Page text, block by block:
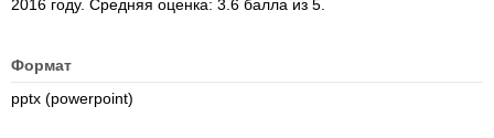
2016 году. Средняя оценка: 3.6 балла из 5.
Формат
pptx (powerpoint)